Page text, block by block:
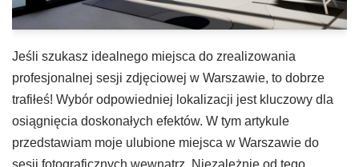
‍Jeśli szukasz idealnego miejsca do zrealizowania
profesjonalnej sesji zdjęciowej w Warszawie, to dobrze
trafiłeś! Wybór odpowiedniej lokalizacji jest kluczowy dla
osiągnięcia doskonałych efektów. W tym artykule
przedstawiam moje ulubione miejsca w Warszawie do
sesji fotograficznych wewnątrz. Niezależnie od tego,